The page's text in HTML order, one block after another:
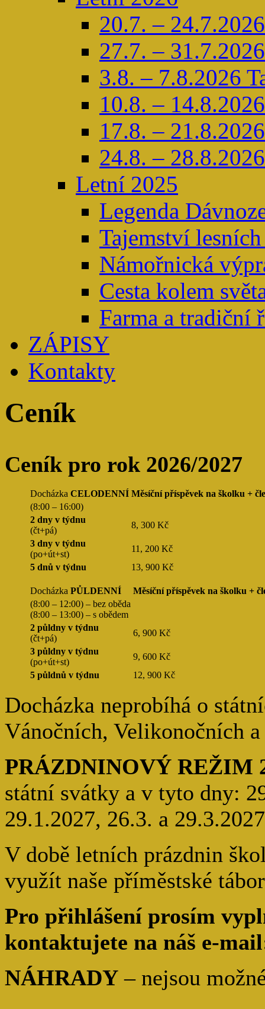
20.7. –
27.7. –
3.8. – 7.8.2026
10.8. –
17.8. –
24.8. –
Letní 2025
Legenda
Tajemství
Námořnická
Cesta kolem
Farma a tradiční
ZÁPISY
Kontakty
Ceník
Ceník pro rok 2026/2027
Docházka CELODENNÍ Měsíční příspěvek na školku +
(8:00 – 16:00)
2 dny v týdnu
(čt+pá)
8, 300 Kč
3 dny v týdnu
(po+út+st)
11, 200 Kč
5 dnů v týdnu
13, 900 Kč
Docházka PŮLDENNÍ
Měsíční příspěvek na školku +
(8:00 – 12:00) – bez oběda
(8:00 – 13:00) – s obědem
2 půldny v týdnu
(čt+pá)
6, 900 Kč
3 půldny v týdnu
(po+út+st)
9, 600 Kč
5 půldnů v týdnu
12, 900 Kč
Docházka neprobíhá o
Vánočních, Velikonočních
PRÁZDNINOVÝ REŽIM
státní svátky a v tyto dny:
29.1.2027, 26.3. a
V době letních prázdnin
využít naše příměstské
Pro přihlášení prosím
kontaktujete na náš e-
NÁHRADY – nejsou